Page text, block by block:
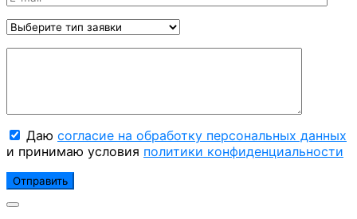
Даю согласие на обработку персональных данных
и принимаю условия политики конфиденциальности